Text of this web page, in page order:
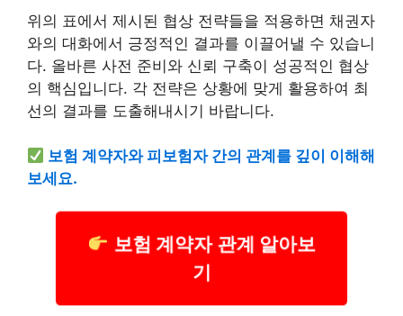
위의 표에서 제시된 협상 전략들을 적용하면 채권자
와의 대화에서 긍정적인 결과를 이끌어낼 수 있습니
다. 올바른 사전 준비와 신뢰 구축이 성공적인 협상
의 핵심입니다. 각 전략은 상황에 맞게 활용하여 최
선의 결과를 도출해내시기 바랍니다.
보험 계약자와 피 보험자 간의 관계를 깊이 이해해
보세요.
보험 계약자 관계 알아보
기